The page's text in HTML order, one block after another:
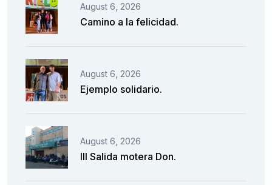
August 6, 2026
Camino a la felicidad.
August 6, 2026
Ejemplo solidario.
August 6, 2026
III Salida motera Don.